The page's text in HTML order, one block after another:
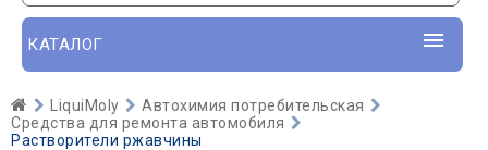
КАТАЛОГ
LiquiMoly
Автохимия потребительская
Средства для ремонта автомобиля
Растворители ржавчины